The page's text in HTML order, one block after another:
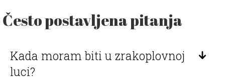
Često postavljena pitanja
Kada moram biti u zrakoplovnoj
luci?